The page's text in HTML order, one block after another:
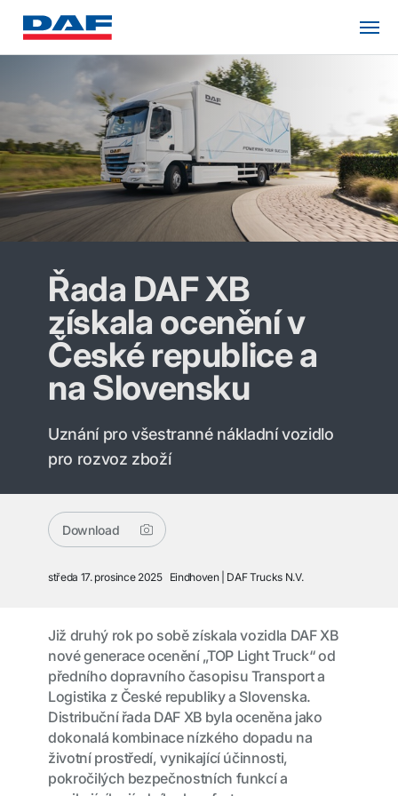
Řada DAF XB
získala ocenění v
České republice a
na Slovensku
Uznání pro všestranné nákladní vozidlo
pro rozvoz zboží
Download
středa 17. prosince 2025 Eindhoven DAF Trucks N.V.
Již druhý rok po sobě získala vozidla DAF XB
nové generace ocenění „TOP Light Truck“ od
předního dopravního časopisu Transport a
Logistika z České republiky a Slovenska.
Distribuční řada DAF XB byla oceněna jako
dokonalá kombinace nízkého dopadu na
životní prostředí, vynikající účinnosti,
pokročilých bezpečnostních funkcí a